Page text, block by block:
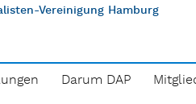
Vereinigung Hamburg
Darum DAP